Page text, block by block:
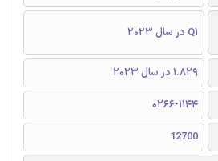
Q1 در سال 2023
1.829 در سال 2023
0266-1144
12700